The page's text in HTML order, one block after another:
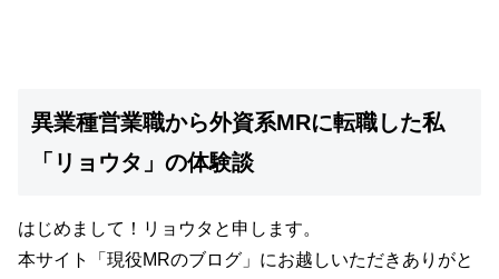
異業種営業職から外資系MRに転職した私
「リョウタ」の体験談
はじめまして！リョウタと申します。
本サイト
「現役MRのブログ」 にお越しいただきありがと